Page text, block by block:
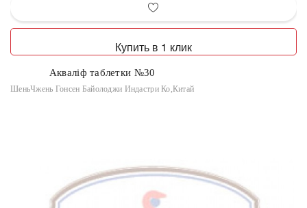
Купить в 1 клик
Акваліф таблетки №30
ШеньЧжень Гонсен Байолоджи Индастри Ко,Китай